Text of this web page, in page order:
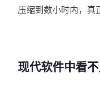
压缩到数小时内，真
现代软件中看